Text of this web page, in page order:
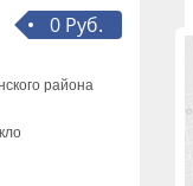
0 Руб.
района